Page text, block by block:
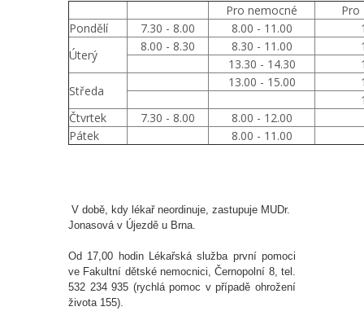
Pro nemocné
Pro
Pondělí
7.30 - 8.00 8.00 - 11.00
Úterý
8.00 - 8.30 8.30 - 11.00
13.30 - 14.30
Středa
13.00 - 15.00
Čtvrtek
7.30 - 8.00
8.00 - 12.00
Pátek
8.00 - 11.00
V době, kdy lékař neordinuje, zastupuje MUDr.
Jonasová v Újezdě u Brna.
Od 17,00 hodin Lékařská služba první pomoci
ve Fakultní dětské nemocnici, Černopolní 8, tel.
532 234 935 (rychlá pomoc v případě ohrožení
života 155).